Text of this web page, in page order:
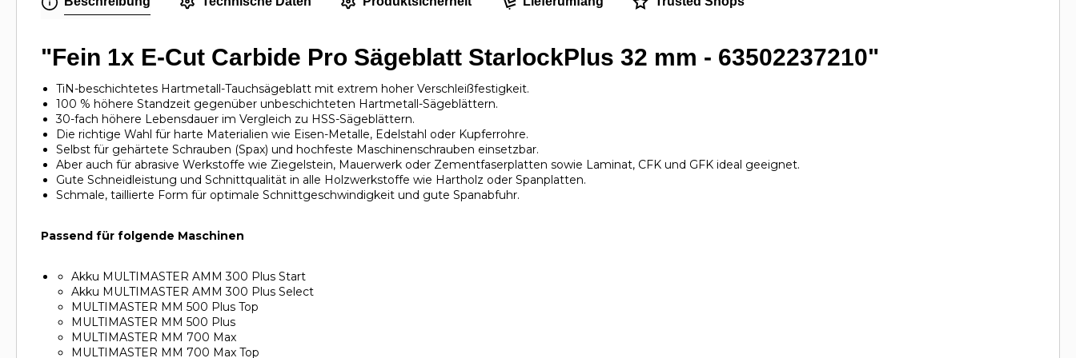
"Fein 1x E-Cut Carbide Pro Sägeblatt StarlockPlus 32 mm - 63502237210"
TiN-beschichtetes Hartmetall-Tauchsägeblatt mit extrem hoher Verschleißfestigkeit.
100 % höhere Standzeit gegenüber unbeschichteten Hartmetall-Sägeblättern.
30-fach höhere Lebensdauer im Vergleich zu HSS-Sägeblättern.
Die richtige Wahl für harte Materialien wie Eisen-Metalle, Edelstahl oder Kupferrohre.
Selbst für gehärtete Schrauben (Spax) und hochfeste Maschinenschrauben einsetzbar.
Aber auch für abrasive Werkstoffe wie Ziegelstein, Mauerwerk oder Zementfaserplatten sowie Laminat, CFK und GFK ideal geeignet.
Gute Schneidleistung und Schnittqualität in alle Holzwerkstoffe wie Hartholz oder Spanplatten.
Schmale, taillierte Form für optimale Schnittgeschwindigkeit und gute Spanabfuhr.
Passend für folgende Maschinen
Akku MULTIMASTER AMM 300 Plus Start
Akku MULTIMASTER AMM 300 Plus Select
MULTIMASTER MM 500 Plus Top
MULTIMASTER MM 500 Plus
MULTIMASTER MM 700 Max
MULTIMASTER MM 700 Max Top